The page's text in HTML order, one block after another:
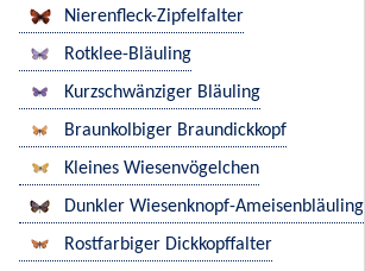
Nierenfleck-Zipfelfalter
Rotklee-Bläuling
Kurzschwänziger Bläuling
Braunkolbiger Braundickkopf
Kleines Wiesenvögelchen
Dunkler Wiesenknopf-Ameisenbläuling
Rostfarbiger Dickkopffalter